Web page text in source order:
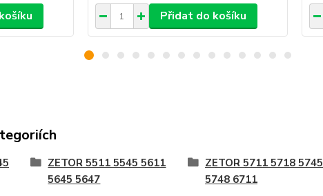
Přidat do košíku
ZETOR 5511 5545 5611
5645 5647
ZETOR 5711 5718 5745
5748 6711